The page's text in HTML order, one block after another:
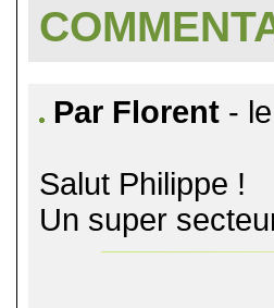
Par Florent -
Salut Philippe !
Un super